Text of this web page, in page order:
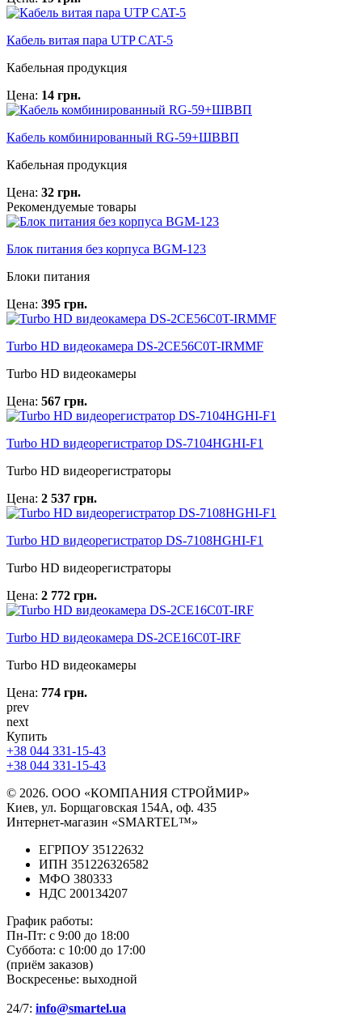
Кабель витая пара UTP CAT-5
Кабельная продукция
Цена: 14 грн.
Кабель комбинированный RG-59+ШВВП
Кабельная продукция
Цена: 32 грн.
Рекомендуемые товары
Блок питания без корпуса BGM-123
Блоки питания
Цена: 395 грн.
Turbo HD видеокамера DS-2CE56C0T-IRMMF
Turbo HD видеокамеры
Цена: 567 грн.
Turbo HD видеорегистратор DS-7104HGHI-F1
Turbo HD видеорегистраторы
Цена: 2 537 грн.
Turbo HD видеорегистратор DS-7108HGHI-F1
Turbo HD видеорегистраторы
Цена: 2 772 грн.
Turbo HD видеокамера DS-2CE16C0T-IRF
Turbo HD видеокамеры
Цена: 774 грн.
prev
next
Купить
+38 044 331-15-43
+38 044 331-15-43
© 2026. ООО «КОМПАНИЯ СТРОЙМИР»
Киев, ул. Борщаговская 154А, оф. 435
Интернет-магазин «SMARTEL™»
ЕГРПОУ 35122632
ИПН 351226326582
МФО 380333
НДС 200134207
График работы:
Пн-Пт: с 9:00 до 18:00
Суббота: с 10:00 до 17:00
(приём заказов)
Воскресенье: выходной
24/7: info@smartel.ua